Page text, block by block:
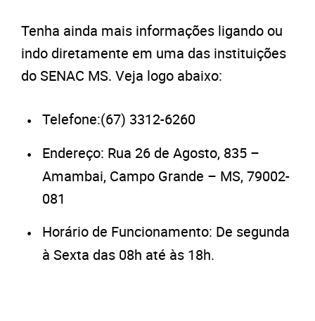
Tenha ainda mais informações ligando ou
indo diretamente em uma das instituições
do SENAC MS. Veja logo abaixo:
Telefone:(67) 3312-6260
Endereço: Rua 26 de Agosto, 835 –
Amambai, Campo Grande – MS, 79002-
081
Horário de Funcionamento: De segunda
à Sexta das 08h até às 18h.